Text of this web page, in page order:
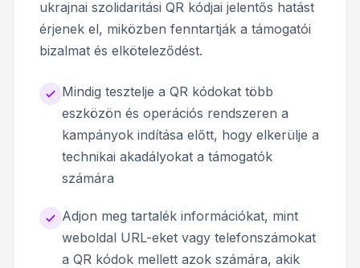
ukrajnai szolidaritási QR kódjai jelentős hatást
érjenek el, miközben fenntartják a támogatói
bizalmat és elköteleződést.
Mindig tesztelje a QR kódokat több
eszközön és operációs rendszeren a
kampányok indítása előtt, hogy elkerülje a
technikai akadályokat a támogatók
számára
Adjon meg tartalék információkat, mint
weboldal URL-eket vagy telefonszámokat
a QR kódok mellett azok számára, akik